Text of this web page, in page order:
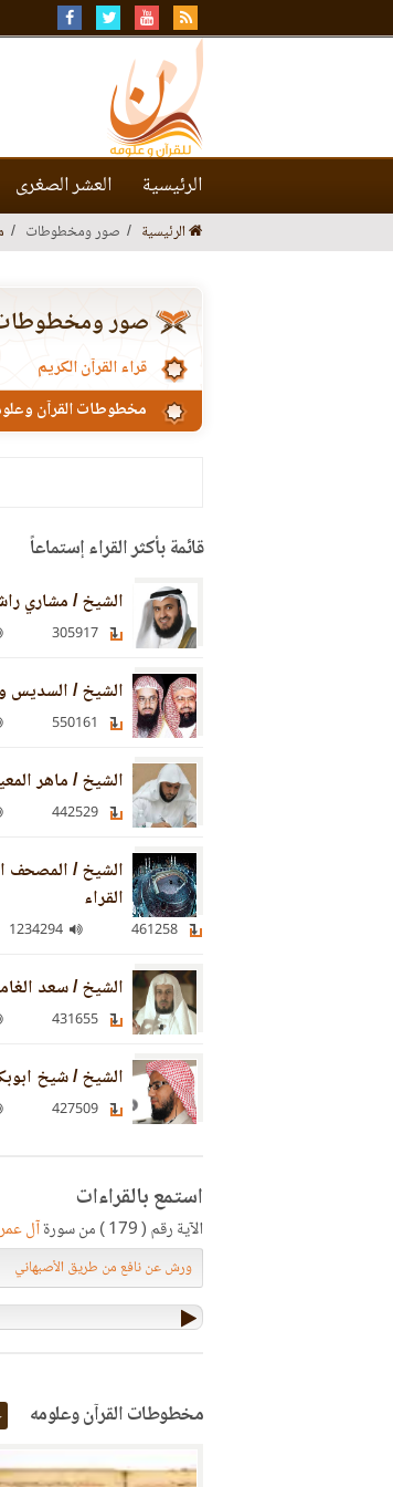
الرئيسية العشر الصغرى
الرئيسية صور ومخطوطات
صور
قراء القرآن الكريم
مخطوطات القرآن
قائمة بأكثر القراء إستماعاً
الشيخ / مشاري
الشيخ / السديس
الشيخ / ماهر
الشيخ / المصحف
القراء
1234294
الشيخ / سعد
الشيخ / شيخ
استمع بالقراءات
الآية رقم ( 179 ) من سورة آل
مخطوطات القرآن وعلومه